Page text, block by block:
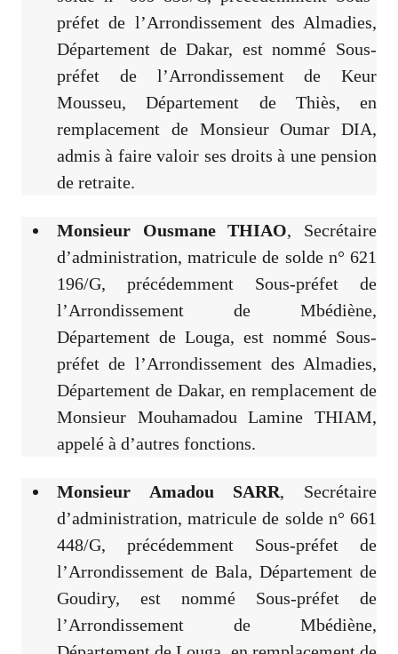
préfet de l’Arrondissement des Almadies,
Département de Dakar, est nommé Sous-
préfet de l’Arrondissement de Keur
Mousseu, Département de Thiès, en
remplacement de Monsieur Oumar DIA,
admis à faire valoir ses droits à une pension
de retraite.
Monsieur Ousmane THIAO, Secrétaire
d’administration, matricule de solde n° 621
196/G, précédemment Sous-préfet de
l’Arrondissement de Mbédiène,
Département de Louga, est nommé Sous-
préfet de l’Arrondissement des Almadies,
Département de Dakar, en remplacement de
Monsieur Mouhamadou Lamine THIAM,
appelé à d’autres fonctions.
Monsieur Amadou SARR, Secrétaire
d’administration, matricule de solde n° 661
448/G, précédemment Sous-préfet de
l’Arrondissement de Bala, Département de
Goudiry, est nommé Sous-préfet de
l’Arrondissement de Mbédiène,